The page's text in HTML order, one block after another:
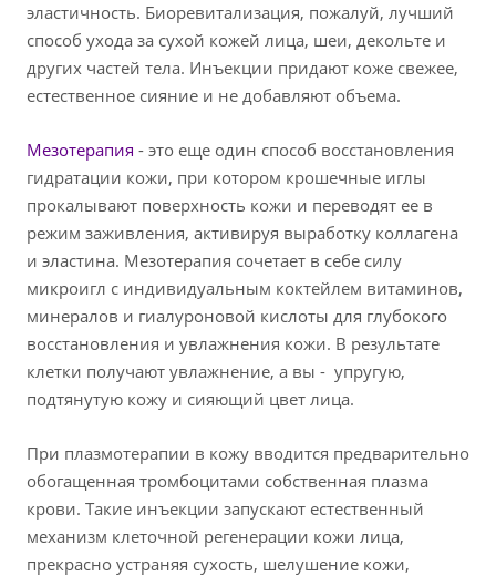
эластичность. Биоревитализация, пожалуй, лучший
способ ухода за сухой кожей лица, шеи, декольте и
других частей тела. Инъекции придают коже свежее,
естественное сияние и не добавляют объема.
Мезотерапия - это еще один способ восстановления
гидратации кожи, при котором крошечные иглы
прокалывают поверхность кожи и переводят ее в
режим заживления, активируя выработку коллагена
и эластина. Мезотерапия сочетает в себе силу
микроигл с индивидуальным коктейлем витаминов,
минералов и гиалуроновой кислоты для глубокого
восстановления и увлажнения кожи. В результате
клетки получают увлажнение, а вы - упругую,
подтянутую кожу и сияющий цвет лица.
При плазмотерапии в кожу вводится предварительно
обогащенная тромбоцитами собственная плазма
крови. Такие инъекции запускают естественный
механизм клеточной регенерации кожи лица,
прекрасно устраняя сухость, шелушение кожи,